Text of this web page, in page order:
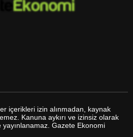
abone olarak, tarafınıza haber,
içerikleri izin alınmadan, kaynak
Kanuna aykırı ve izinsiz olarak
Gazete Ekonomi